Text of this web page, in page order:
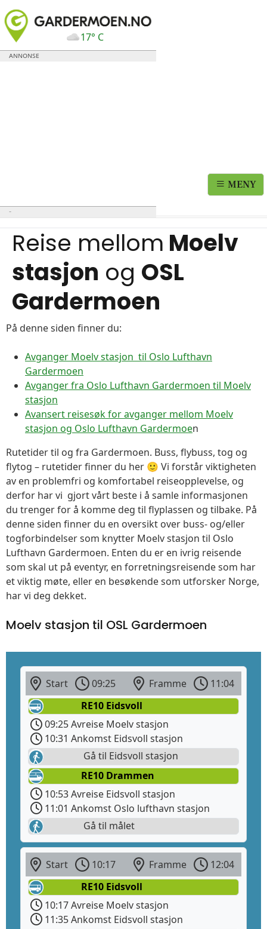
17° C
MENY
Reise mellom Moelv
stasjon og OSL
Gardermoen
På denne siden finner du:
Avganger Moelv stasjon til Oslo Lufthavn
Gardermoen
Avganger fra Oslo Lufthavn Gardermoen til Moelv
stasjon
Avansert reisesøk for avganger mellom Moelv
stasjon og Oslo Lufthavn Gardermoen
Rutetider til og fra Gardermoen. Buss, flybuss, tog og
flytog – rutetider finner du her 🙂 Vi forstår viktigheten
av en problemfri og komfortabel reiseopplevelse, og
derfor har vi gjort vårt beste i å samle informasjonen
du trenger for å komme deg til flyplassen og tilbake. På
denne siden finner du en oversikt over buss- og/eller
togforbindelser som knytter Moelv stasjon til Oslo
Lufthavn Gardermoen. Enten du er en ivrig reisende
som skal ut på eventyr, en forretningsreisende som har
et viktig møte, eller en besøkende som utforsker Norge,
har vi deg dekket.
Moelv stasjon til OSL Gardermoen
Start 09:25 Framme
11:04
RE10 Eidsvoll
09:25 Avreise Moelv stasjon
10:31 Ankomst Eidsvoll stasjon
Gå til Eidsvoll stasjon
RE10 Drammen
10:53 Avreise Eidsvoll stasjon
11:01 Ankomst Oslo lufthavn stasjon
Gå til målet
Start 10:17 Framme
12:04
RE10 Eidsvoll
10:17 Avreise Moelv stasjon
11:35 Ankomst Eidsvoll stasjon